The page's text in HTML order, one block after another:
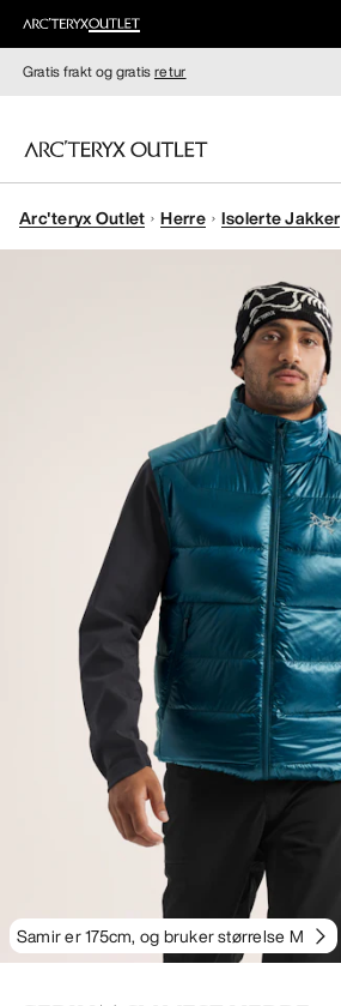
Gratis frakt og gratisretur
DAMER
Arc'teryx Outlet Herre Isolerte Jakker
Samir er 175cm, og bruker størrelse M